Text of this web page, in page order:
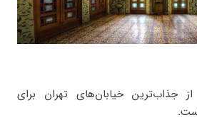
جذاب‌ترین خیابان‌های تهران برای